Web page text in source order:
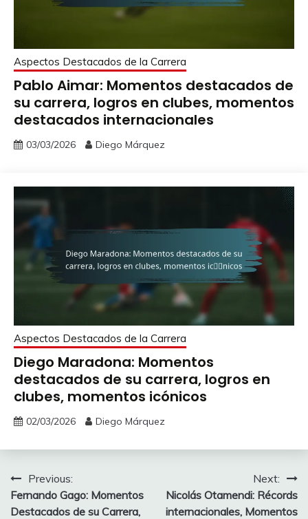
Aspectos Destacados de la Carrera
Pablo Aimar: Momentos destacados de
su carrera, logros en clubes, momentos
destacados internacionales
03/03/2026 Diego Márquez
Aspectos Destacados de la Carrera
Diego Maradona: Momentos
destacados de su carrera, logros en
clubes, momentos icónicos
02/03/2026 Diego Márquez
Post
navigation
Previous:
Fernando Gago: Momentos
Destacados de su Carrera,
Next:
Nicolás Otamendi: Récords
internacionales, Momentos